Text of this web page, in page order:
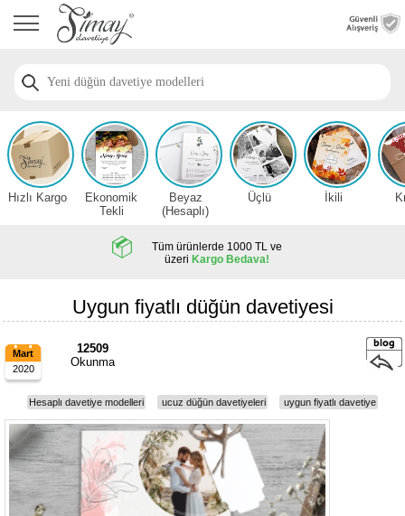
Anasayfa
Davetiye
Nişan
Davetiye
Modelleri
Davetiye
Zarfsız,
Davetiye
Modelleri
Karikatürlü
Davetiye
Modelleri
Hızlı Kargo
Ekonomik
Tekli
Beyaz
(Hesaplı)
Üçlü İkili
Tüm ürünlerde 1000 TL ve
üzeri Kargo Bedava!
Uygun fiyatlı düğün davetiyesi
Mart
2020
12509
Okunma
Hesaplı davetiye modelleri ucuz düğün davetiyeleri uygun fiyatlı davetiye